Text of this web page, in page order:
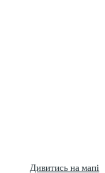
Дивитись на мапі